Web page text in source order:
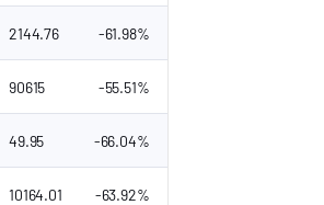
2144.76 -61.98%
90615 -55.51%
49.95 -66.04%
10164.01 -63.92%